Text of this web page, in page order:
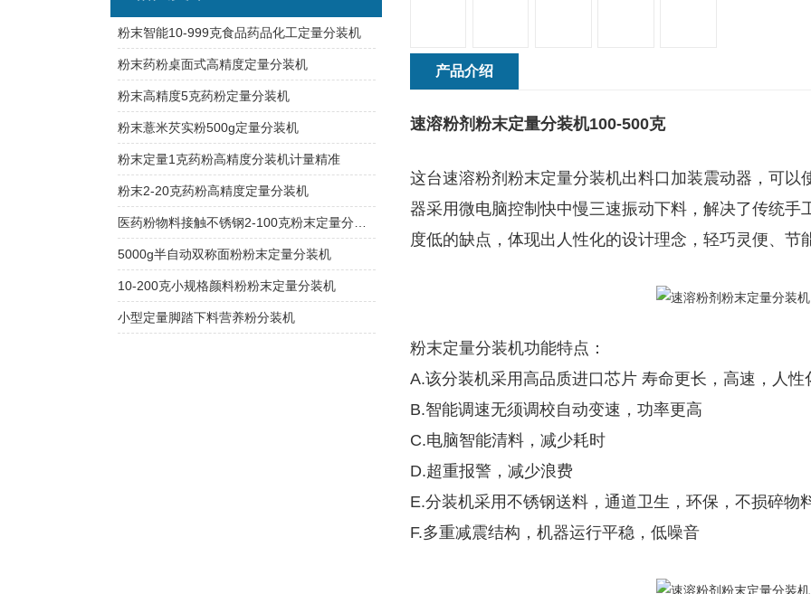
产品介绍
速溶粉剂粉末定量分装机100-500克
这台速溶粉剂粉末定量分装机出料口加装震动器，可
器采用微电脑控制快中慢三速振动下料，解决了传统
度低的缺点，体现出人性化的设计理念，轻巧灵便、节
粉末定量分装机功能特点：
A.该分装机采用高品质进口芯片 寿命更长，高速，人性
B.智能调速无须调校自动变速，功率更高
C.电脑智能清料，减少耗时
D.超重报警，减少浪费
E.分装机采用不锈钢送料，通道卫生，环保，不损碎物
F.多重减震结构，机器运行平稳，低噪音
粉末智能10-999克食品药品化工定量分装机
粉末药粉桌面式高精度定量分装机
粉末高精度5克药粉定量分装机
粉末薏米芡实粉500g定量分装机
粉末定量1克药粉高精度分装机计量精准
粉末2-20克药粉高精度定量分装机
医药粉物料接触不锈钢2-100克粉末定量分装机
5000g半自动双称面粉粉末定量分装机
10-200克小规格颜料粉粉末定量分装机
小型定量脚踏下料营养粉分装机